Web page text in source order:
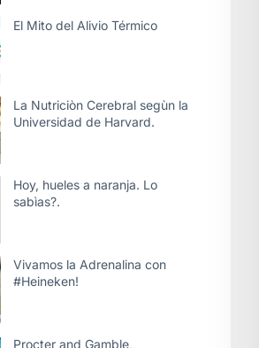
El Mito del Alivio Térmico
La Nutriciòn Cerebral segùn la
Universidad de Harvard.
Hoy, hueles a naranja. Lo
sabìas?.
Vivamos la Adrenalina con
#Heineken!
Procter and Gamble,